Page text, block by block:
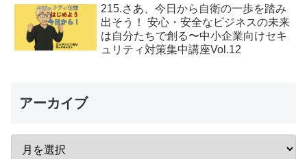
215.さあ、今日から自衛の一歩を踏み
出そう！ 安心・安全なビジネスの未来
は自分たちで創る〜中小企業向けセキ
ュリティ対策集中講座Vol.12
アーカイブ